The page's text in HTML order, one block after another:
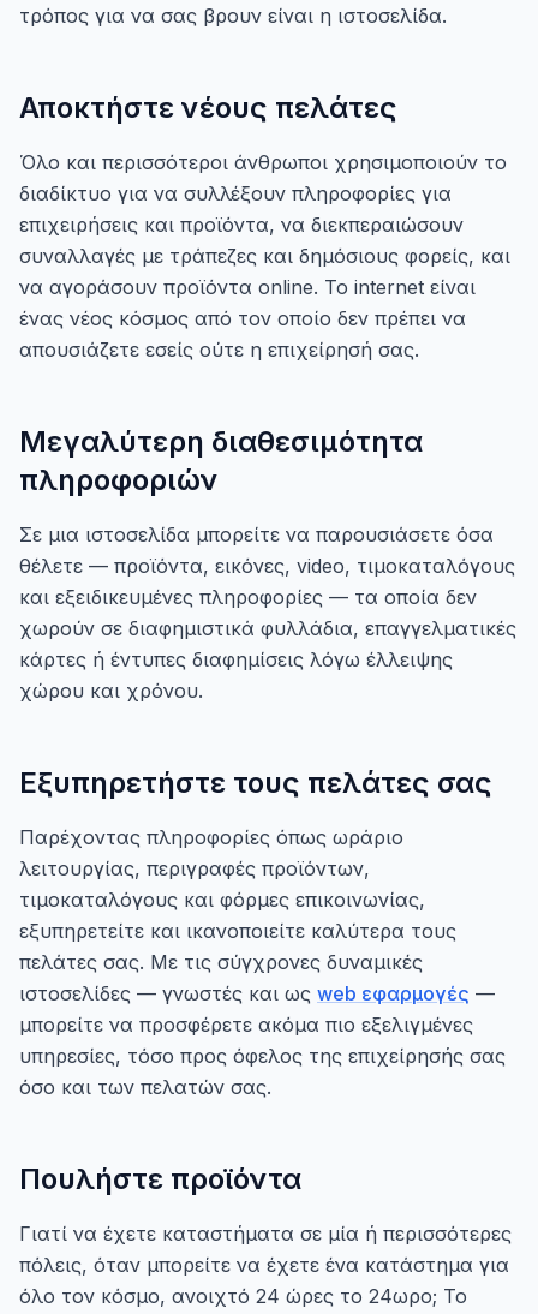
τρόπος για να σας βρουν είναι η ιστοσελίδα.
Αποκτήστε νέους πελάτες
Όλο και περισσότεροι άνθρωποι χρησιμοποιούν το
διαδίκτυο για να συλλέξουν πληροφορίες για
επιχειρήσεις και προϊόντα, να διεκπεραιώσουν
συναλλαγές με τράπεζες και δημόσιους φορείς, και
να αγοράσουν προϊόντα online. Το internet είναι
ένας νέος κόσμος από τον οποίο δεν πρέπει να
απουσιάζετε εσείς ούτε η επιχείρησή σας.
Μεγαλύτερη διαθεσιμότητα
πληροφοριών
Σε μια ιστοσελίδα μπορείτε να παρουσιάσετε όσα
θέλετε — προϊόντα, εικόνες, video, τιμοκαταλόγους
και εξειδικευμένες πληροφορίες — τα οποία δεν
χωρούν σε διαφημιστικά φυλλάδια, επαγγελματικές
κάρτες ή έντυπες διαφημίσεις λόγω έλλειψης
χώρου και χρόνου.
Εξυπηρετήστε τους πελάτες σας
Παρέχοντας πληροφορίες όπως ωράριο
λειτουργίας, περιγραφές προϊόντων,
τιμοκαταλόγους και φόρμες επικοινωνίας,
εξυπηρετείτε και ικανοποιείτε καλύτερα τους
πελάτες σας. Με τις σύγχρονες δυναμικές
ιστοσελίδες — γνωστές και ως web εφαρμογές —
μπορείτε να προσφέρετε ακόμα πιο εξελιγμένες
υπηρεσίες, τόσο προς όφελος της επιχείρησής σας
όσο και των πελατών σας.
Πουλήστε προϊόντα
Γιατί να έχετε καταστήματα σε μία ή περισσότερες
πόλεις, όταν μπορείτε να έχετε ένα κατάστημα για
όλο τον κόσμο, ανοιχτό 24 ώρες το 24ωρο; Το